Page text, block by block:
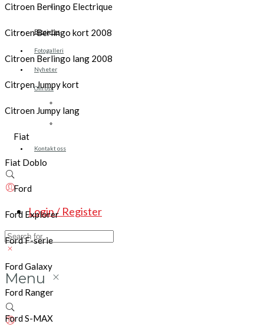
Tilbehør
Brosjyrer
Fotogalleri
Nyheter
Om oss
Kontakt oss
Login / Register
Menu
Citroen Berlingo Electrique
Citroen Berlingo kort 2008
Citroen Berlingo lang 2008
Citroen Jumpy kort
Citroen Jumpy lang
Fiat
Fiat Doblo
Ford
Ford Explorer
Ford F-serie
Ford Galaxy
Ford Ranger
Ford S-MAX